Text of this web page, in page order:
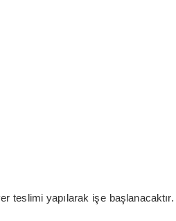
teslimi yapılarak işe başlanacaktır.